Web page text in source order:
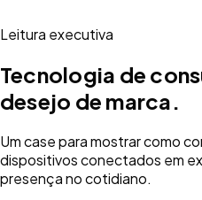
Leitura executiva
Tecnologia de
desejo de marca.
Um case para mostrar como
dispositivos conectados em
presença no cotidiano.